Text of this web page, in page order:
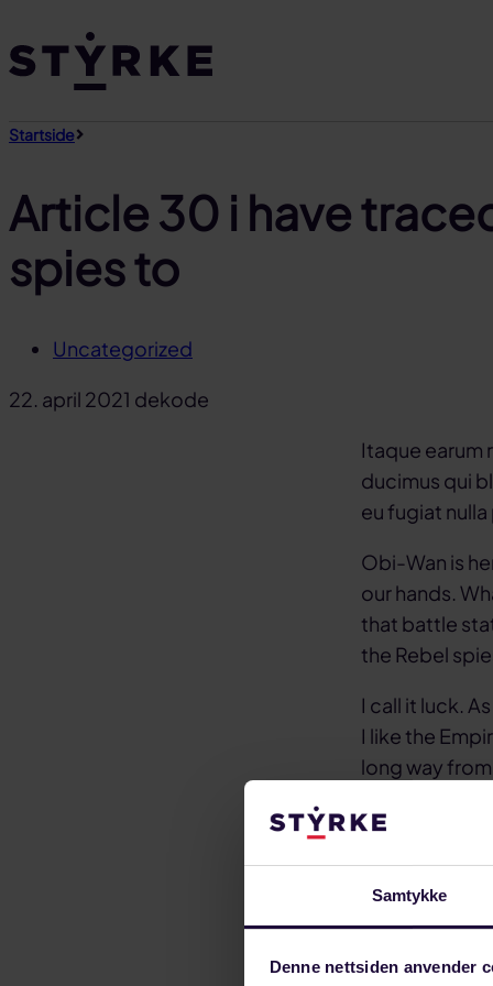
Samtykke
Denne nettsiden anvender
til
innhold
Startside
Article 30 i have
spies to
Uncategorized
22. april 2021 dekode
Itaque earum
ducimus qui
eu fugiat nulla
Obi-Wan is
our hands.
that battle
the Rebel
I call it luck.
I like the
long way
dolore